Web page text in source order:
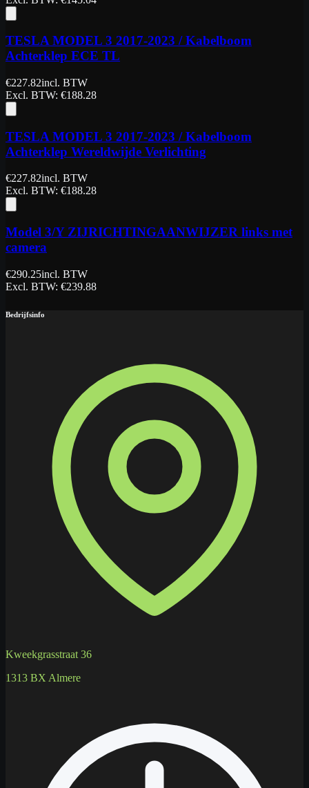
TESLA MODEL 3 2017-2023 / Kabelboom
Achterklep ECE TL
€227.82incl. BTW
Excl. BTW: €188.28
TESLA MODEL 3 2017-2023 / Kabelboom
Achterklep Wereldwijde Verlichting
€227.82incl. BTW
Excl. BTW: €188.28
Model 3/Y ZIJRICHTINGAANWIJZER links met
camera
€290.25incl. BTW
Excl. BTW: €239.88
Bedrijfsinfo
Kweekgrasstraat 36
1313 BX Almere